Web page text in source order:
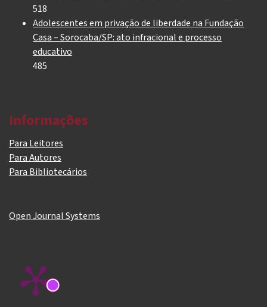
518
Adolescentes em privação de liberdade na Fundação
Casa – Sorocaba/SP: ato infracional e processo
educativo
485
Informações
Para Leitores
Para Autores
Para Bibliotecários
Open Journal Systems